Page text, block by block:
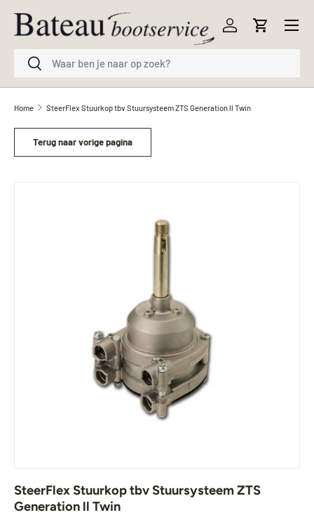
Ga naar inhoud
ZoekenZoeken
Inloggen
Menu
Home SteerFlex Stuurkop tbv Stuursysteem ZTS Generation ll Twin
Terug naar vorige pagina
SteerFlex Stuurkop tbv Stuursysteem ZTS
Generation ll Twin